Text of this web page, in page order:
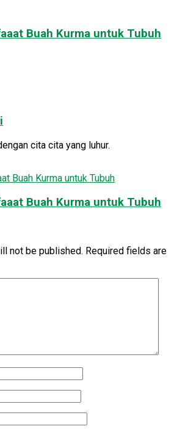
Buah Kurma untuk Tubuh
cita cita yang luhur.
Buah Kurma untuk Tubuh
not be published. Required fields are